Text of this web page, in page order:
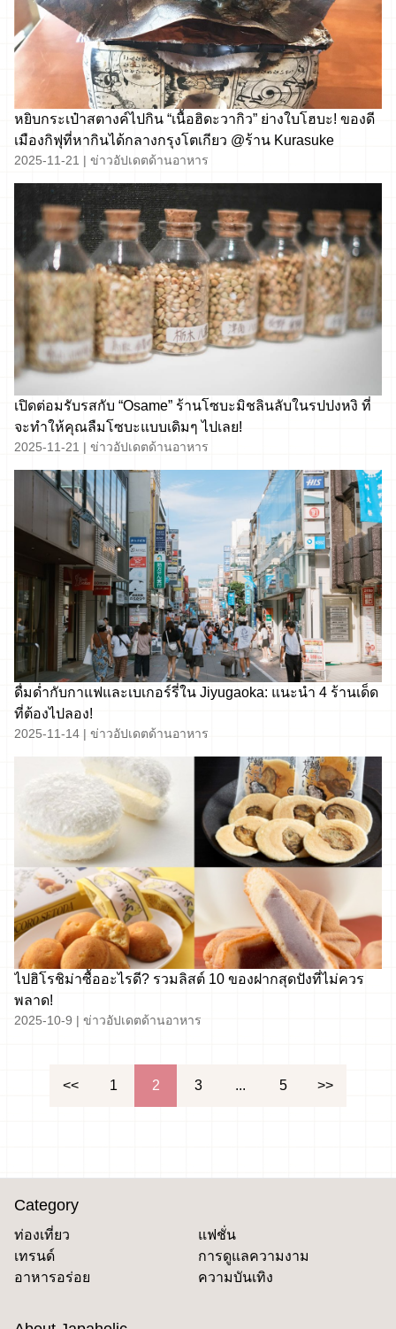
หยิบกระเป๋าสตางค์ไปกิน “เนื้อฮิดะวากิว” ย่างใบโฮบะ! ของดี
เมืองกิฟุที่หากินได้กลางกรุงโตเกียว @ร้าน Kurasuke
2025-11-21 | ข่าวอัปเดตด้านอาหาร
เปิดต่อมรับรสกับ “Osame” ร้านโซบะมิชลินลับในรปปงหงิ ที่
จะทำให้คุณลืมโซบะแบบเดิมๆ ไปเลย!
2025-11-21 | ข่าวอัปเดตด้านอาหาร
ดื่มด่ำกับกาแฟและเบเกอร์รี่ใน Jiyugaoka: แนะนำ 4 ร้านเด็ด
ที่ต้องไปลอง!
2025-11-14 | ข่าวอัปเดตด้านอาหาร
ไปฮิโรชิม่าซื้ออะไรดี? รวมลิสต์ 10 ของฝากสุดปังที่ไม่ควร
พลาด!
2025-10-9 | ข่าวอัปเดตด้านอาหาร
<< 1 2 3 ... 5 >>
Category
ท่องเที่ยว
แฟชั่น
เทรนด์
การดูแลความงาม
อาหารอร่อย
ความบันเทิง